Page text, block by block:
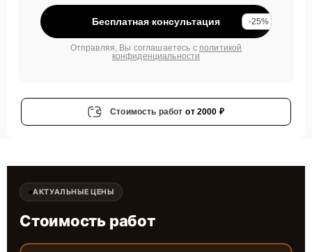
Бесплатная консультация -25%
Отправляя, Вы соглашаетесь с политикой
конфиденциальности
Стоимость работ от 2000 ₽
АКТУАЛЬНЫЕ ЦЕНЫ
Стоимость работ